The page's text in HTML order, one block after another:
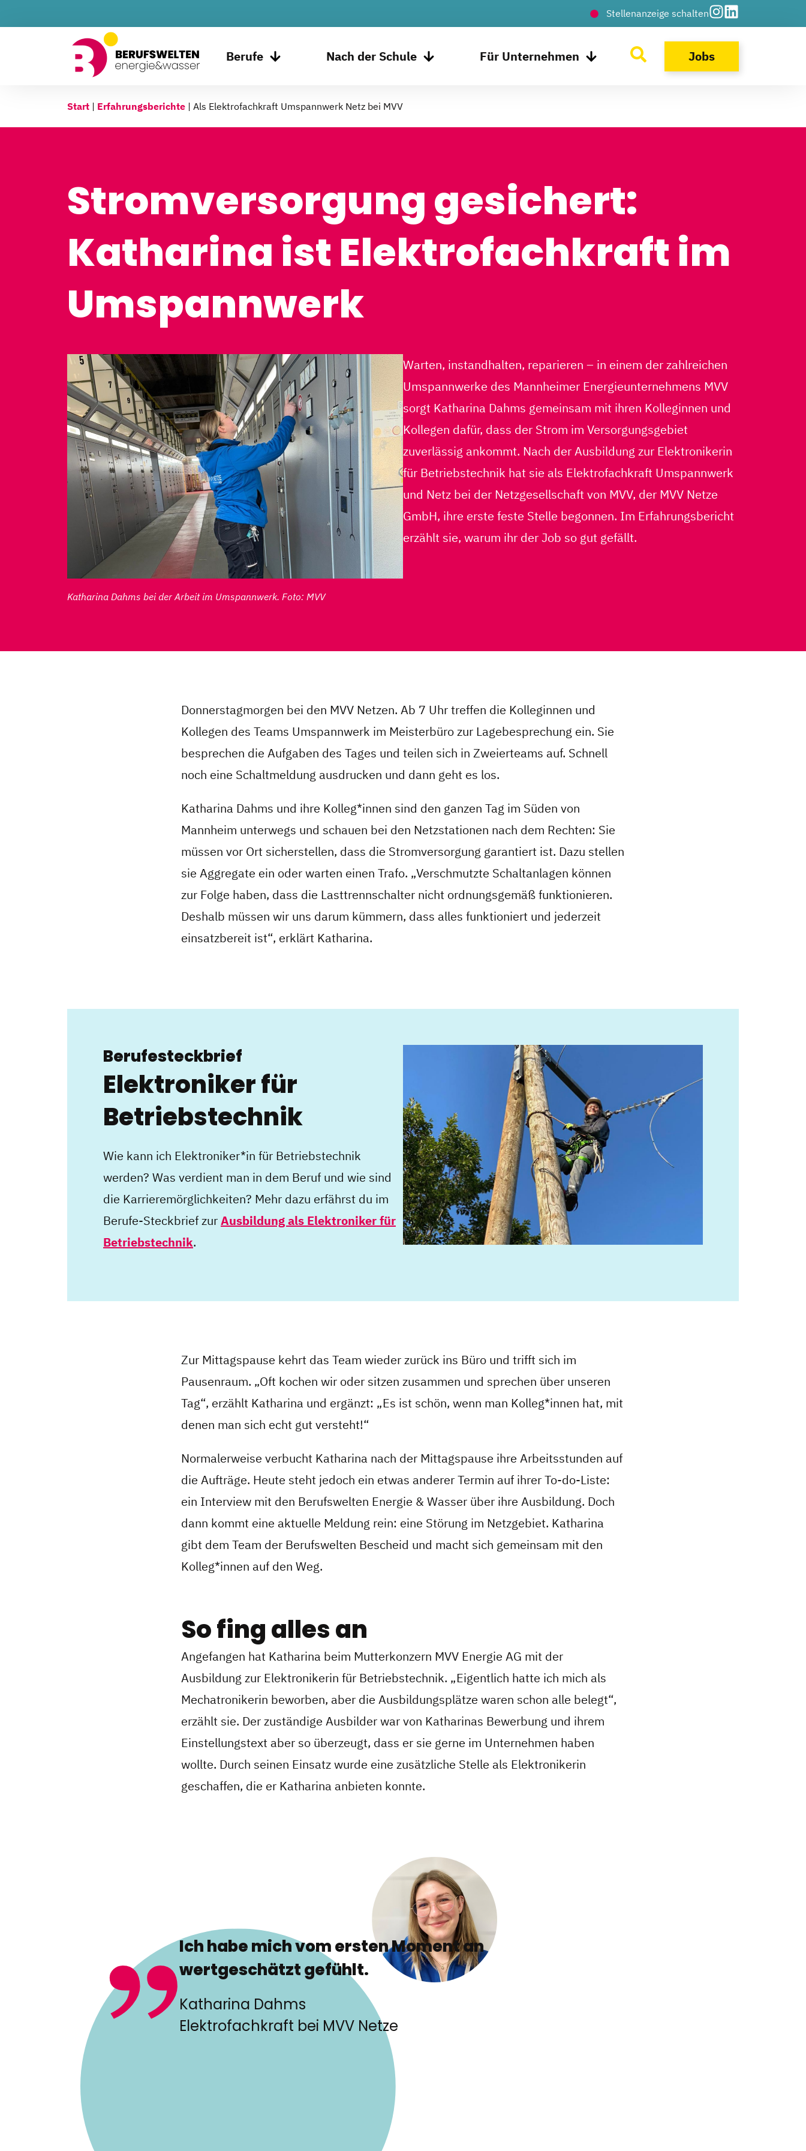
Stellenanzeige schalten
Berufe Nach der Schule Für Unternehmen Jobs
Start | Erfahrungsberichte | Als Elektrofachkraft Umspannwerk Netz bei MVV
Stromversorgung gesichert:
Katharina ist Elektrofachkraft im
Umspannwerk
Katharina Dahms bei der Arbeit im Umspannwerk. Foto: MVV
Warten, instandhalten, reparieren – in einem der zahlreichen
Umspannwerke des Mannheimer Energieunternehmens MVV
sorgt Katharina Dahms gemeinsam mit ihren Kolleginnen und
Kollegen dafür, dass der Strom im Versorgungsgebiet
zuverlässig ankommt. Nach der Ausbildung zur Elektronikerin
für Betriebstechnik hat sie als Elektrofachkraft Umspannwerk
und Netz bei der Netzgesellschaft von MVV, der MVV Netze
GmbH, ihre erste feste Stelle begonnen. Im Erfahrungsbericht
erzählt sie, warum ihr der Job so gut gefällt.
Donnerstagmorgen bei den MVV Netzen. Ab 7 Uhr treffen die Kolleginnen und
Kollegen des Teams Umspannwerk im Meisterbüro zur Lagebesprechung ein. Sie
besprechen die Aufgaben des Tages und teilen sich in Zweierteams auf. Schnell
noch eine Schaltmeldung ausdrucken und dann geht es los.
Katharina Dahms und ihre Kolleg*innen sind den ganzen Tag im Süden von
Mannheim unterwegs und schauen bei den Netzstationen nach dem Rechten: Sie
müssen vor Ort sicherstellen, dass die Stromversorgung garantiert ist. Dazu stellen
sie Aggregate ein oder warten einen Trafo. „Verschmutzte Schaltanlagen können
zur Folge haben, dass die Lasttrennschalter nicht ordnungsgemäß funktionieren.
Deshalb müssen wir uns darum kümmern, dass alles funktioniert und jederzeit
einsatzbereit ist“, erklärt Katharina.
Berufesteckbrief
Elektroniker für
Betriebstechnik
Wie kann ich Elektroniker*in für Betriebstechnik
werden? Was verdient man in dem Beruf und wie sind
die Karrieremörglichkeiten? Mehr dazu erfährst du im
Berufe-Steckbrief zurAusbildung als Elektroniker für
Betriebstechnik.
Zur Mittagspause kehrt das Team wieder zurück ins Büro und trifft sich im
Pausenraum. „Oft kochen wir oder sitzen zusammen und sprechen über unseren
Tag“, erzählt Katharina und ergänzt: „Es ist schön, wenn man Kolleg*innen hat, mit
denen man sich echt gut versteht!“
Normalerweise verbucht Katharina nach der Mittagspause ihre Arbeitsstunden auf
die Aufträge. Heute steht jedoch ein etwas anderer Termin auf ihrer To-do-Liste:
ein Interview mit den Berufswelten Energie & Wasser über ihre Ausbildung. Doch
dann kommt eine aktuelle Meldung rein: eine Störung im Netzgebiet. Katharina
gibt dem Team der Berufswelten Bescheid und macht sich gemeinsam mit den
Kolleg*innen auf den Weg.
So fing alles an
Angefangen hat Katharina beim Mutterkonzern MVV Energie AG mit der
Ausbildung zur Elektronikerin für Betriebstechnik. „Eigentlich hatte ich mich als
Mechatronikerin beworben, aber die Ausbildungsplätze waren schon alle belegt“,
erzählt sie. Der zuständige Ausbilder war von Katharinas Bewerbung und ihrem
Einstellungstext aber so überzeugt, dass er sie gerne im Unternehmen haben
wollte. Durch seinen Einsatz wurde eine zusätzliche Stelle als Elektronikerin
geschaffen, die er Katharina anbieten konnte.
Ich habe mich vom ersten Moment an
wertgeschätzt gefühlt.
Katharina Dahms
Elektrofachkraft bei MVV Netze